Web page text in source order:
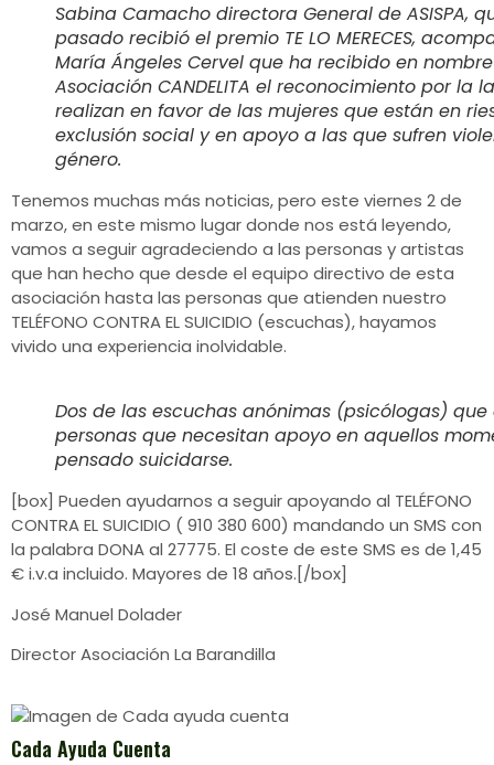
Sabina Camacho directora General de ASISPA,
pasado recibió el premio TE LO MERECES,
María Ángeles Cervel que ha recibido en
Asociación CANDELITA el reconocimiento por la
realizan en favor de las mujeres que están en
exclusión social y en apoyo a las que sufren
género.
Tenemos muchas más noticias, pero este viernes 2 de
marzo, en este mismo lugar donde nos está leyendo,
vamos a seguir agradeciendo a las personas y artistas
que han hecho que desde el equipo directivo de esta
asociación hasta las personas que atienden nuestro
TELÉFONO CONTRA EL SUICIDIO (escuchas), hayamos
vivido una experiencia inolvidable.
Dos de las escuchas anónimas (psicólogas)
personas que necesitan apoyo en aquellos
pensado suicidarse.
[box] Pueden ayudarnos a seguir apoyando al TELÉFONO
CONTRA EL SUICIDIO ( 910 380 600) mandando un SMS con
la palabra DONA al 27775. El coste de este SMS es de 1,45
€ i.v.a incluido. Mayores de 18 años.[/box]
José Manuel Dolader
Director Asociación La Barandilla
Cada Ayuda Cuenta